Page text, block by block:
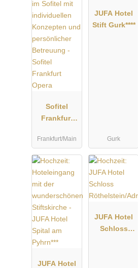
Sofitel
Frankfurt
Frankfurt/Main
JUFA Hotel
Stift Gurk****
Gurk
JUFA Hotel
JUFA Hotel
Schloss